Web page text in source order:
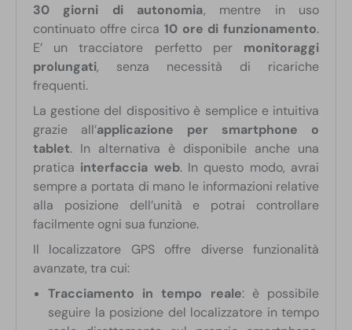
30 giorni di autonomia, mentre in uso
continuato offre circa 10 ore di funzionamento.
E’ un tracciatore perfetto per monitoraggi
prolungati, senza necessità di ricariche
frequenti.
La gestione del dispositivo è semplice e intuitiva
grazie all’applicazione per smartphone o
tablet. In alternativa è disponibile anche una
pratica interfaccia web. In questo modo, avrai
sempre a portata di mano le informazioni relative
alla posizione dell’unità e potrai controllare
facilmente ogni sua funzione.
Il localizzatore GPS offre diverse funzionalità
avanzate, tra cui:
Tracciamento in tempo reale: è possibile
seguire la posizione del localizzatore in tempo